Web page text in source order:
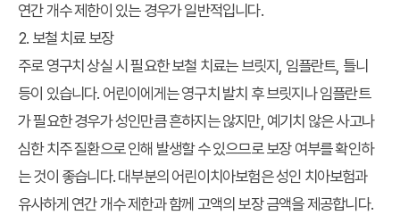
연간 개수 제한이 있는 경우가 일반적입니다.
2. 보철 치료 보장
주로 영구치 상실 시 필요한 보철 치료는 브릿지, 임플란트, 틀니
등이 있습니다. 어린이에게는 영구치 발치 후 브릿지나 임플란트
가 필요한 경우가 성인만큼 흔하지는 않지만, 예기치 않은 사고나
심한 치주 질환으로 인해 발생할 수 있으므로 보장 여부를 확인하
는 것이 좋습니다. 대부분의 어린이치아보험은 성인 치아보험과
유사하게 연간 개수 제한과 함께 고액의 보장 금액을 제공합니다.